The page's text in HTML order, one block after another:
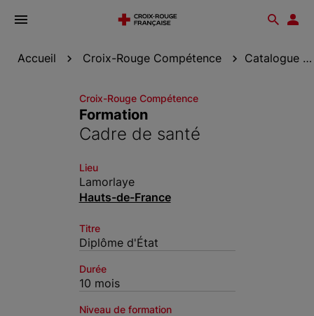
Ouvrir
Accueil Croix-Rouge Compétence Catalogue de formation
Croix-Rouge Compétence
Formation
Cadre de santé
Lieu
Lamorlaye
Hauts-de-France
Titre
Diplôme d'État
Durée
10 mois
Niveau de formation